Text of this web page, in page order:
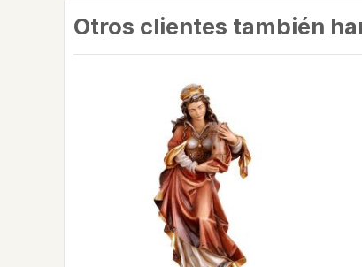
Otros clientes también